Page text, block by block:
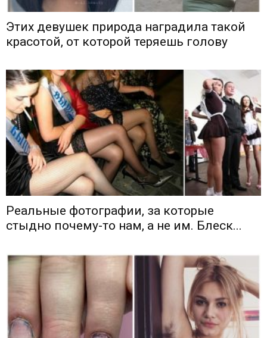
Этих девушек природа наградила такой
красотой, от которой теряешь голову
Реальные фотографии, за которые
стыдно почему-то нам, а не им. Блеск...